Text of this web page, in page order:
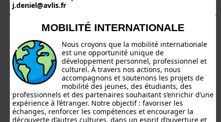
j.deniel@avlis.fr
MOBILITÉ INTERNATIONALE
Nous croyons que la mobilité internationale
est une opportunité unique de
développement personnel, professionnel et
culturel. À travers nos actions, nous
accompagnons et soutenons les projets de
mobilité des jeunes, des étudiants, des
professionnels et des partenaires souhaitant s’enrichir d’une
expérience à l’étranger. Notre objectif : favoriser les
échanges, renforcer les compétences et encourager la
découverte d’autres cultures, dans un esprit d’ouverture et